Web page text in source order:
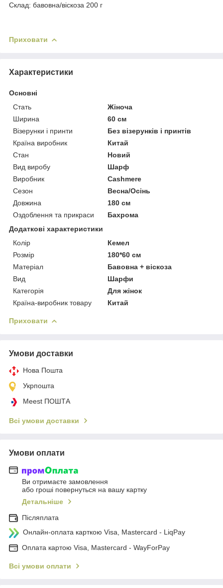
Склад: бавовна/віскоза 200 г
Приховати
Характеристики
Основні
Стать
Жіноча
Ширина
60 см
Візерунки і принти
Без візерунків і принтів
Країна виробник
Китай
Стан
Новий
Вид виробу
Шарф
Виробник
Cashmere
Сезон
Весна/Осінь
Довжина
180 см
Оздоблення та прикраси
Бахрома
Додаткові характеристики
Колір
Кемел
Розмір
180*60 см
Матеріал
Бавовна + віскоза
Вид
Шарфи
Категорія
Для жінок
Країна-виробник товару
Китай
Приховати
Умови доставки
Нова Пошта
Укрпошта
Meest ПОШТА
Всі умови доставки
Умови оплати
Ви отримаєте замовлення
або гроші повернуться на вашу картку
Детальніше
Післяплата
Онлайн-оплата карткою Visa, Mastercard - LiqPay
Оплата картою Visa, Mastercard - WayForPay
Всі умови оплати